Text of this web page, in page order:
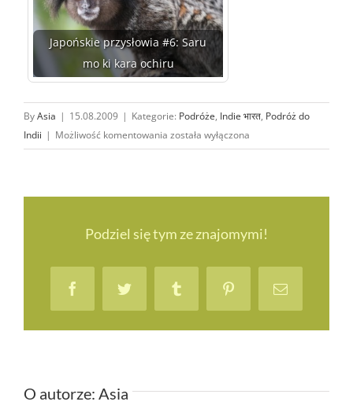
Japońskie przysłowia #6: Saru
mo ki kara ochiru
ByAsia | 15.08.2009 | Kategorie: Podróże, Indie भारत, Podróż do
Indii | Możliwość komentowania Dziwny
jest
została wyłączona
Podziel się tym ze znajomymi!
FacebookTwitter Tumblr PinterestEmail
O autorze: Asia